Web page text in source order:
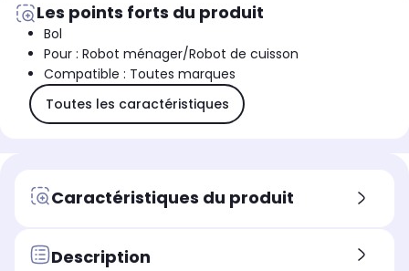
Les points forts du produit
Bol
Pour : Robot ménager/Robot de cuisson
Compatible : Toutes marques
Toutes les caractéristiques
Caractéristiques du produit
Description